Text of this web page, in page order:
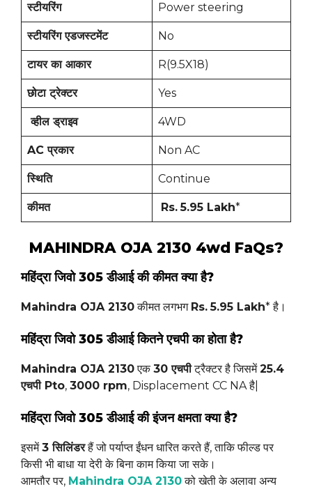
स्टीयरिंग Power steering
स्टीयरिंग एडजस्टमेंट No
टायर का आकार R(9.5X18)
छोटा ट्रेक्टर Yes
व्हील ड्राइव 4WD
AC प्रकार Non AC
स्थिति Continue
कीमत Rs. 5.95 Lakh*
MAHINDRA OJA 2130 4wd FaQs?
महिंद्रा जिवो 305 डीआई की कीमत क्या है?
Mahindra OJA 2130कीमत लगभग Rs. 5.95 Lakh* है।
महिंद्रा जिवो 305 डीआई कितने एचपी का होता है?
Mahindra OJA 2130एक30 एचपीट्रैक्टर है जिसमें25.4
एचपी Pto, 3000 rpm, Displacement CC NA है|
महिंद्रा जिवो 305 डीआई की इंजन क्षमता क्या है?
इसमें3 सिलिंडरहैं जो पर्याप्त ईंधन धारित करते हैं, ताकि फील्ड पर
किसी भी बाधा या देरी के बिना काम किया जा सके।
आमतौर पर, Mahindra OJA 2130को खेती के अलावा अन्य